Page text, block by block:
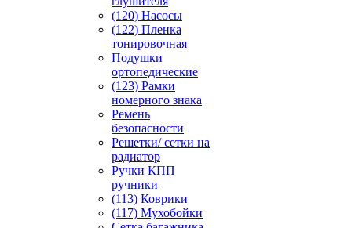
(120) Насосы
(122) Пленка
тонировочная
Подушки
ортопедические
(123) Рамки
номерного знака
Ремень
безопасности
Решетки/ сетки на
радиатор
Ручки КПП
ручники
(113) Коврики
(117) Мухобойки